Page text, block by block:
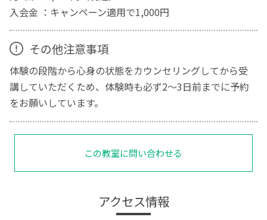
入会金 ：キャンペーン適用で1,000円
その他注意事項
体験の段階から心身の状態をカウンセリングしてから受
講していただくため、体験時も必ず2～3日前までに予約
をお願いしています。
この教室に問い合わせる
アクセス情報